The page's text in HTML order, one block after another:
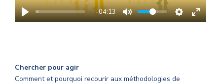
-04:13
Chercher pour agir
Comment et pourquoi recourir aux méthodologies de